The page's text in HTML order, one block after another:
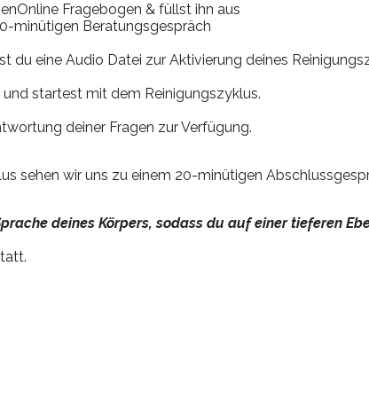
Fragebogen & füllst ihn aus
minütigen Beratungsgespräch
du eine Audio Datei zur Aktivierung deines
startest mit dem Reinigungszyklus.
deiner Fragen zur Verfügung.
sehen wir uns zu einem 20-minütigen
deines Körpers, sodass du auf einer tieferen